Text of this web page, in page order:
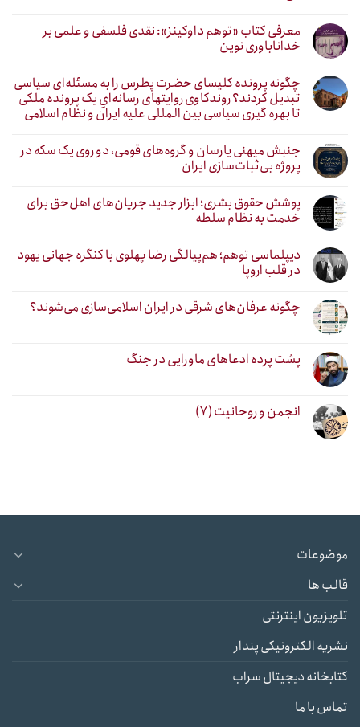
معرفی کتاب «توهم داوکینز»: نقدی فلسفی و علمی بر
خداناباوری نوین
چگونه پرونده کلیسای حضرت پطرس را به مسئله‌ای سیاسی
تبدیل کردند؟ روندکاوی روایتهای رسانه‌ایِ یک پرونده ملکی
تا بهره گیری سیاسی بین المللی علیه ایران و نظام اسلامی
جنبش میهنی یارسان و گروه‌های قومی، دو روی یک سکه در
پروژه بی‌ثبات‌سازی ایران
پوشش حقوق بشری؛ ابزار جدید جریان‌های اهل‌حق برای
خدمت به نظام سلطه
دیپلماسی توهم؛ هم‌پیالگی رضا پهلوی با کنگره جهانی یهود
در قلب اروپا
چگونه عرفان‌های شرقی در ایران اسلامی‌سازی می‌شوند؟
پشت پرده ادعاهای ماورایی در جنگ
انجمن و روحانیت (۷)
موضوعات
قالب ها
تلویزیون اینترنتی
نشریه الکترونیکی پندار
کتابخانه دیجیتال سراب
تماس با ما